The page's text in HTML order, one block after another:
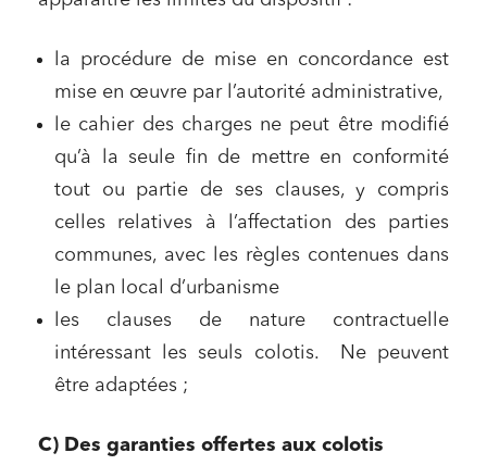
la procédure de mise en concordance est
mise en œuvre par l’autorité administrative,
le cahier des charges ne peut être modifié
qu’à la seule fin de mettre en conformité
tout ou partie de ses clauses, y compris
celles relatives à l’affectation des parties
communes, avec les règles contenues dans
le plan local d’urbanisme
les clauses de nature contractuelle
intéressant les seuls colotis. Ne peuvent
être adaptées ;
C) Des garanties offertes aux colotis